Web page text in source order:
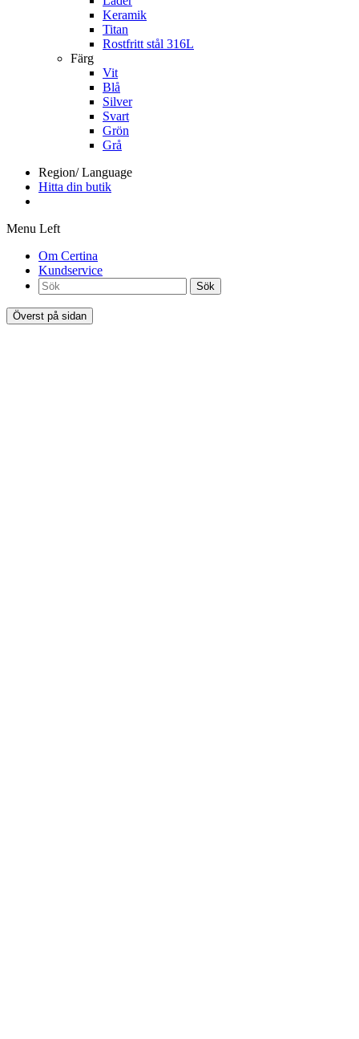
Keramik
Titan
Rostfritt stål 316L
Färg
Vit
Blå
Silver
Svart
Grön
Grå
Region/ Language
Hitta din butik
Menu Left
Om Certina
Kundservice
Sök
Överst på sidan